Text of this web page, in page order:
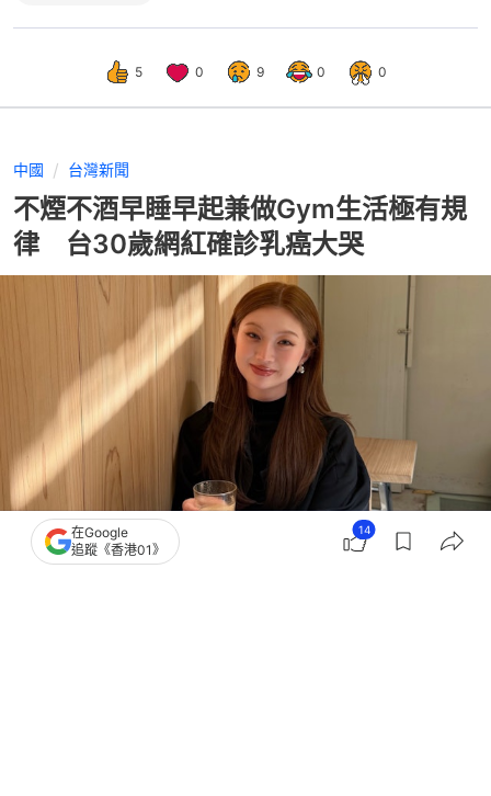
5 0 9 0 0
中國 台灣新聞
不煙不酒早睡早起兼做Gym生活極有規
律 台30歲網紅確診乳癌大哭
撰文：TVBS新聞網
在Google
追蹤《香港01》
14